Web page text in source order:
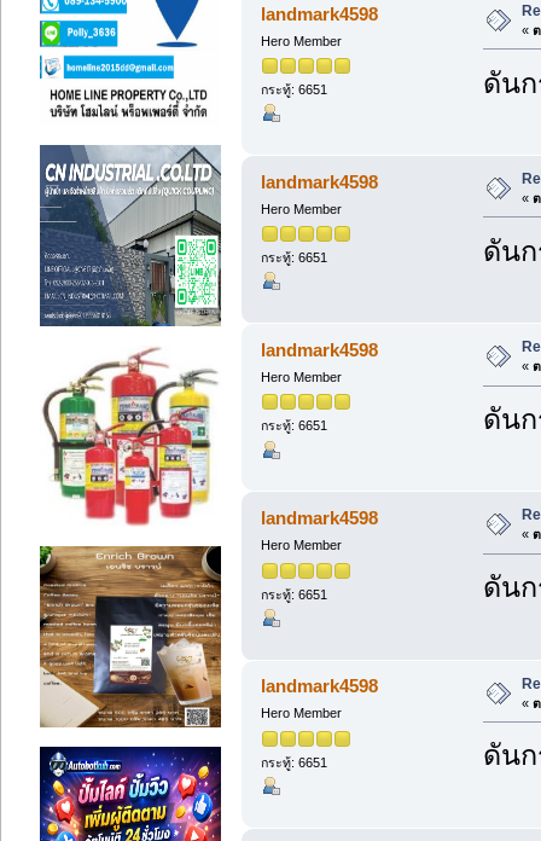
landmark4598
Hero Member
กระทู้: 6651
«
ดัน
landmark4598
Hero Member
กระทู้: 6651
«
ดัน
landmark4598
Hero Member
กระทู้: 6651
«
ดัน
landmark4598
Hero Member
กระทู้: 6651
«
ดัน
landmark4598
Hero Member
กระทู้: 6651
«
ดัน